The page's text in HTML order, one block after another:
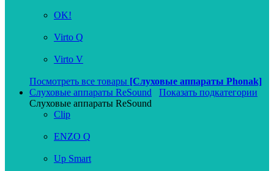
OK!
Virto Q
Virto V
Посмотреть все товары [Слуховые аппараты Phonak]
Слуховые аппараты ReSound
Показать подкатегории
Слуховые аппараты ReSound
Clip
ENZO Q
Up Smart